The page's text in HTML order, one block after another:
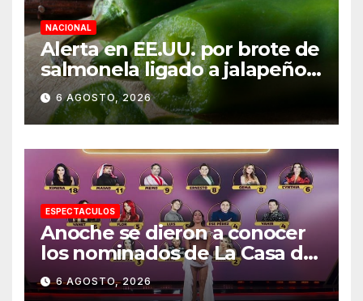
NACIONAL
Alerta en EE.UU. por brote de
salmonela ligado a jalapeños
mexicanos; reportan 345
casos
6 AGOSTO, 2026
ESPECTACULOS
Anoche se dieron a conocer
los nominados de La Casa de
los Famosos México 2026 en
la segunda semana
6 AGOSTO, 2026